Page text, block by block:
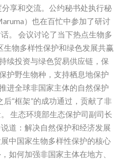
享和交流。公约秘书处执行秘
）也在百忙中参加了研讨
。 会议讨论了当下热点生物多
生物多样性保护和绿色发展共赢
续投资与绿色贸易供应链，保
护野生物种，支持栖息地保护
进全球非国家主体的自然保护
“框架”的成功通过，贡献了非
生态环境部生态保护司副司长
道：解决自然保护和经济发展
中国家生物多样性保护的核心
如何加强非国家主体在地方、